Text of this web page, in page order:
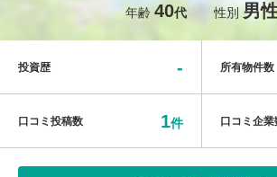
年齢 40代 性別男
投資歴 - 所有物件数
口コミ投稿数 1件 口コミ企業